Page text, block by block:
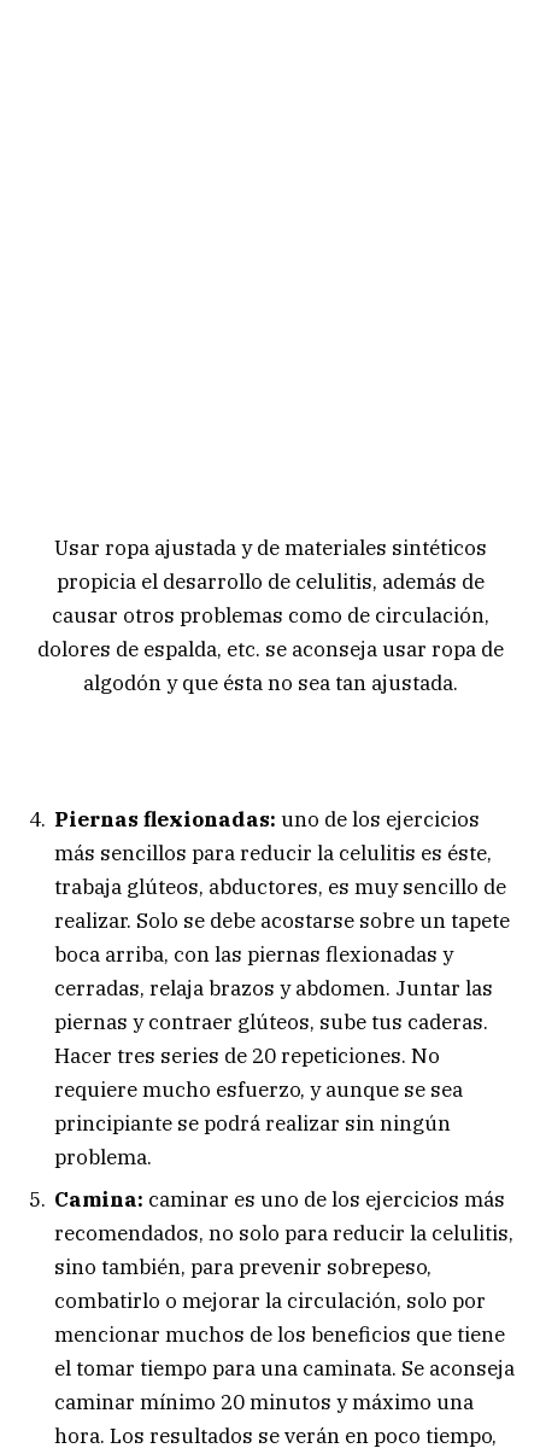
Usar ropa ajustada y de materiales sintéticos
propicia el desarrollo de celulitis, además de
causar otros problemas como de circulación,
dolores de espalda, etc. se aconseja usar ropa de
algodón y que ésta no sea tan ajustada.
Piernas flexionadas: uno de los ejercicios
más sencillos para reducir la celulitis es éste,
trabaja glúteos, abductores, es muy sencillo de
realizar. Solo se debe acostarse sobre un tapete
boca arriba, con las piernas flexionadas y
cerradas, relaja brazos y abdomen. Juntar las
piernas y contraer glúteos, sube tus caderas.
Hacer tres series de 20 repeticiones. No
requiere mucho esfuerzo, y aunque se sea
principiante se podrá realizar sin ningún
problema.
Camina: caminar es uno de los ejercicios más
recomendados, no solo para reducir la celulitis,
sino también, para prevenir sobrepeso,
combatirlo o mejorar la circulación, solo por
mencionar muchos de los beneficios que tiene
el tomar tiempo para una caminata. Se aconseja
caminar mínimo 20 minutos y máximo una
hora. Los resultados se verán en poco tiempo,